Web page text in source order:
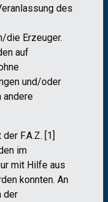
des
die Erzeuger.
auf
und/oder
andere
F.A.Z. [1]
im
mit Hilfe aus
konnten. An
der